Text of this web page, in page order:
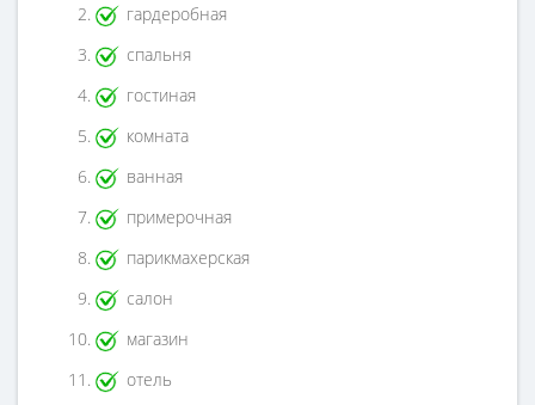
гардеробная
спальня
гостиная
комната
ванная
примерочная
парикмахерская
салон
магазин
отель